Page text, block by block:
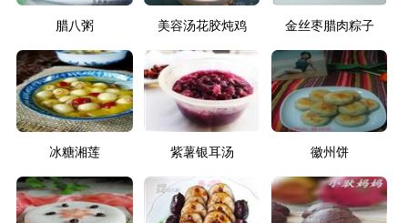
腊八粥 美容汤花胶炖鸡 金丝枣腊肉粽子
冰糖湘莲 紫薯银耳汤 徽州饼